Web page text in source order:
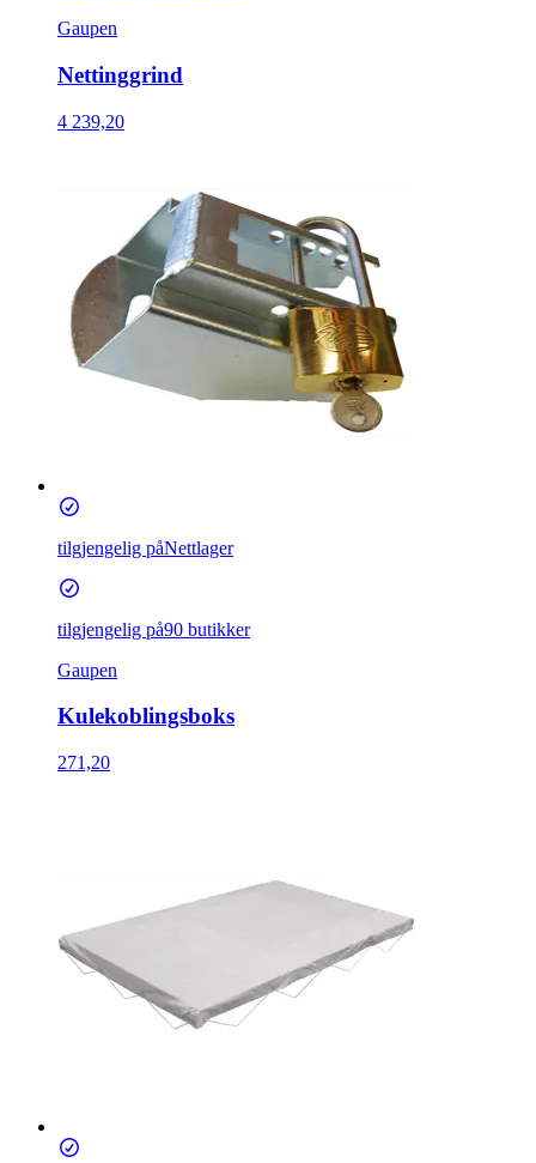
Gaupen
Nettinggrind
4 239,20
tilgjengelig påNettlager
tilgjengelig på90 butikker
Gaupen
Kulekoblingsboks
271,20